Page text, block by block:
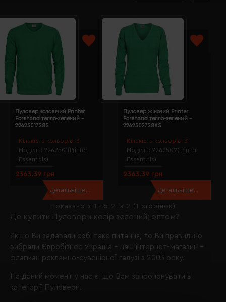
Де купити Пуловери колір зелений; оптом?
Якщо Ви задавали собі таке питання, то Ви правильно
вибрали Євробізнес Україна - наш інтернет-магазин -
флагман рекламно-сувенірної галузі з 2003 року.
На даний момент у нас є, що Вам запропонувати в
категорії Пуловери.
Кількість кольорів: 3
Модель: 2262501(Printer
Essentials)
Пуловер чоловічий Printer
Forehand тепло-зелений -
2262501728S
2363.39 грн
Детальніше...
Кількість кольорів: 3
Модель: 2262502(Printer
Essentials)
Пуловер жіночий Printer
Forehand тепло-зелений -
2262502728XS
2363.39 грн
Детальніше...
Показано з 1 по 2 із 2 (1 сторінок)